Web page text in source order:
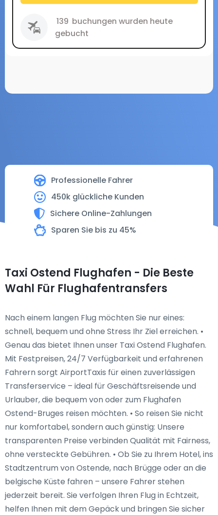
Professionelle Fahrer
450k glückliche Kunden
Sichere Online-Zahlungen
Sparen Sie bis zu 45%
139 buchungen wurden heute
gebucht
Taxi Ostend Flughafen - Die Beste
Wahl Für Flughafentransfers
Nach einem langen Flug möchten Sie nur eines:
schnell, bequem und ohne Stress Ihr Ziel erreichen. •
Genau das bietet Ihnen unser Taxi Ostend Flughafen.
Mit Festpreisen, 24/7 Verfügbarkeit und erfahrenen
Fahrern sorgt AirportTaxis für einen zuverlässigen
Transferservice – ideal für Geschäftsreisende und
Urlauber, die bequem von oder zum Flughafen
Ostend-Bruges reisen möchten. • So reisen Sie nicht
nur komfortabel, sondern auch günstig: Unsere
transparenten Preise verbinden Qualität mit Fairness,
ohne versteckte Gebühren. • Ob Sie zu Ihrem Hotel, ins
Stadtzentrum von Ostende, nach Brügge oder an die
belgische Küste fahren – unsere Fahrer stehen
jederzeit bereit. Sie verfolgen Ihren Flug in Echtzeit,
helfen Ihnen mit dem Gepäck und bringen Sie sicher